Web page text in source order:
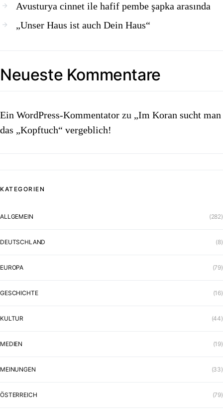
Avusturya cinnet ile hafif pembe şapka arasında
„Unser Haus ist auch Dein Haus“
Neueste Kommentare
Ein WordPress-Kommentator zu „Im Koran sucht man
das „Kopftuch“ vergeblich!
KATEGORIEN
ALLGEMEIN (282)
DEUTSCHLAND (8)
EUROPA (79)
GESCHICHTE (16)
KULTUR (44)
MEDIEN (19)
MEINUNGEN (33)
ÖSTERREICH (79)